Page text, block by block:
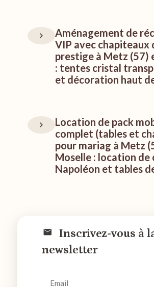
Aménagement de
VIP avec chapiteaux
prestige à Metz (57)
: tentes cristal
et décoration haut
Location de pack
complet (tables et
pour mariag à Metz
Moselle : location de
Napoléon et tables
Inscrivez-vous à
newsletter
Email